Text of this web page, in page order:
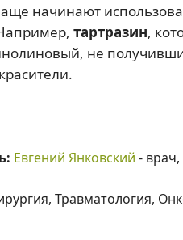
начинают
тартразин,
не
Евгений Янковский -
Травматология,